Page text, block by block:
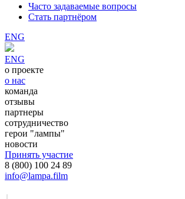
Часто задаваемые вопросы
Стать партнёром
ENG
ENG
о проекте
о нас
команда
отзывы
партнеры
сотрудничество
герои "лампы"
новости
Принять участие
8 (800) 100 24 89
info@lampa.film